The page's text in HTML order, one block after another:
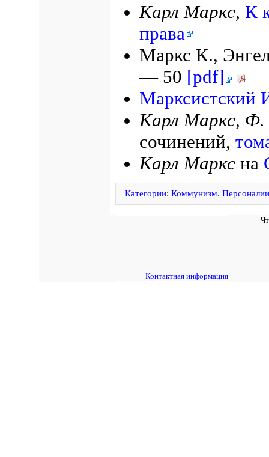
Карл Маркс, К
права
Маркс К.,
— 50 [pdf]
Марксистский
Карл Маркс, Ф.
сочинений,
Карл Маркс на
Категории: Коммунизм. Персоналии
Контактная информация